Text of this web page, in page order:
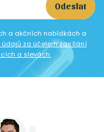
Odeslat
a akčních nabídkách a
za účelem zasílání
a slevách.